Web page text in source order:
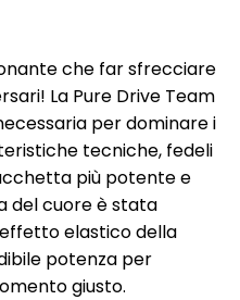
che far sfrecciare
La Pure Drive Team
per dominare i
tecniche, fedeli
più potente e
del cuore è stata
elastico della
potenza per
giusto.